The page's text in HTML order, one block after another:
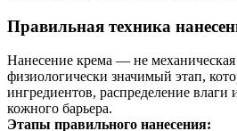
Правильная техника
Нанесение крема — не механическая
физиологически значимый этап,
ингредиентов, распределение влаги
кожного барьера.
Этапы правильного нанесения: